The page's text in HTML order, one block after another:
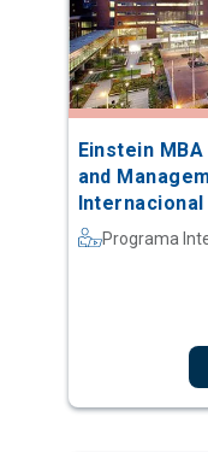
Einstein
and
Internacional
Programa